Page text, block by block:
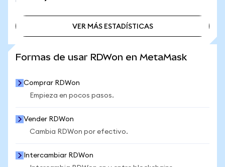
VER MÁS ESTADÍSTICAS
Formas de usar RDWon en MetaMask
Comprar RDWon
Empieza en pocos pasos.
Vender RDWon
Cambia RDWon por efectivo.
Intercambiar RDWon